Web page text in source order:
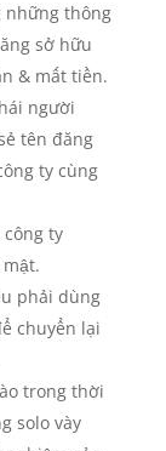
những thông
sở hữu
& mất tiền.
người
tên đăng
ty cùng
ty
phải dùng
chuyển lại
trong thời
solo vày